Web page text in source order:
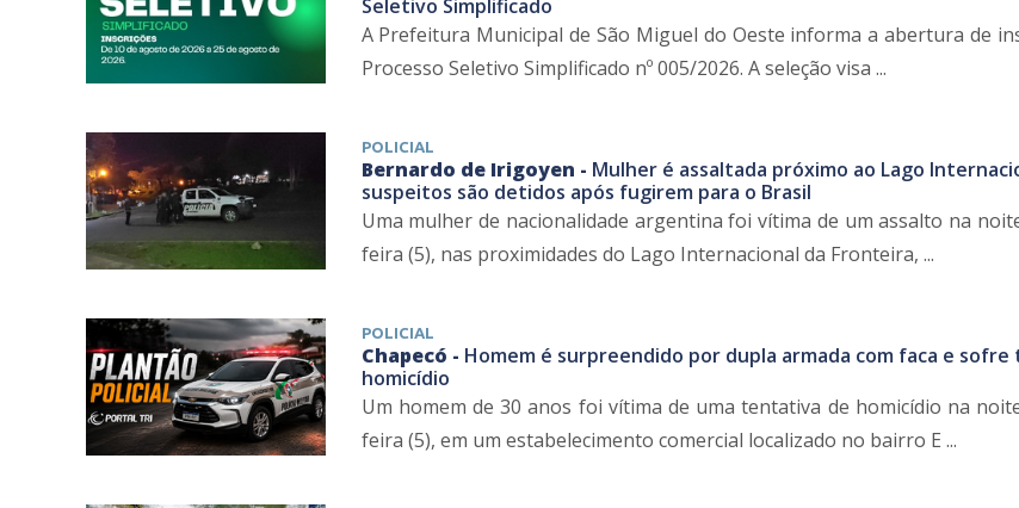
Seletivo Simplificado
A Prefeitura Municipal de São Miguel do Oeste informa a abertura de
Processo Seletivo Simplificado nº 005/2026. A seleção visa ...
POLICIAL
Bernardo de Irigoyen - Mulher é assaltada próximo ao Lago
suspeitos são detidos após fugirem para o Brasil
Uma mulher de nacionalidade argentina foi vítima de um assalto na
feira (5), nas proximidades do Lago Internacional da Fronteira, ...
POLICIAL
Chapecó - Homem é surpreendido por dupla armada com faca e
homicídio
Um homem de 30 anos foi vítima de uma tentativa de homicídio na
feira (5), em um estabelecimento comercial localizado no bairro E ...